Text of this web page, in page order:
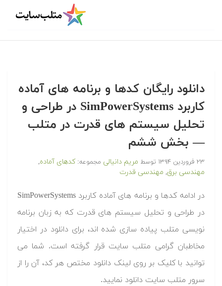
‫‫دانلود رایگان کدها و برنامه های آماده
کاربرد SimPowerSystems در طراحی و
تحلیل سیستم های قدرت در متلب
— بخش ششم
۲۳ فروردین ۱۳۹۴ توسط مریم دانیالی مجموعه:کدهای آماده,
مهندسی برق, مهندسی قدرت
‫در ادامه کدها و برنامه های آماده کاربرد SimPowerSystems
در طراحی و تحلیل سیستم های قدرت که به زبان برنامه
نویسی متلب پیاده سازی شده اند، برای دانلود در اختیار
مخاطبان گرامی متلب سایت قرار گرفته است. شما می
توانید با کلیک بر روی لینک دانلود مختص هر کد، آن را از
سرور متلب سایت دانلود نمایید.‬